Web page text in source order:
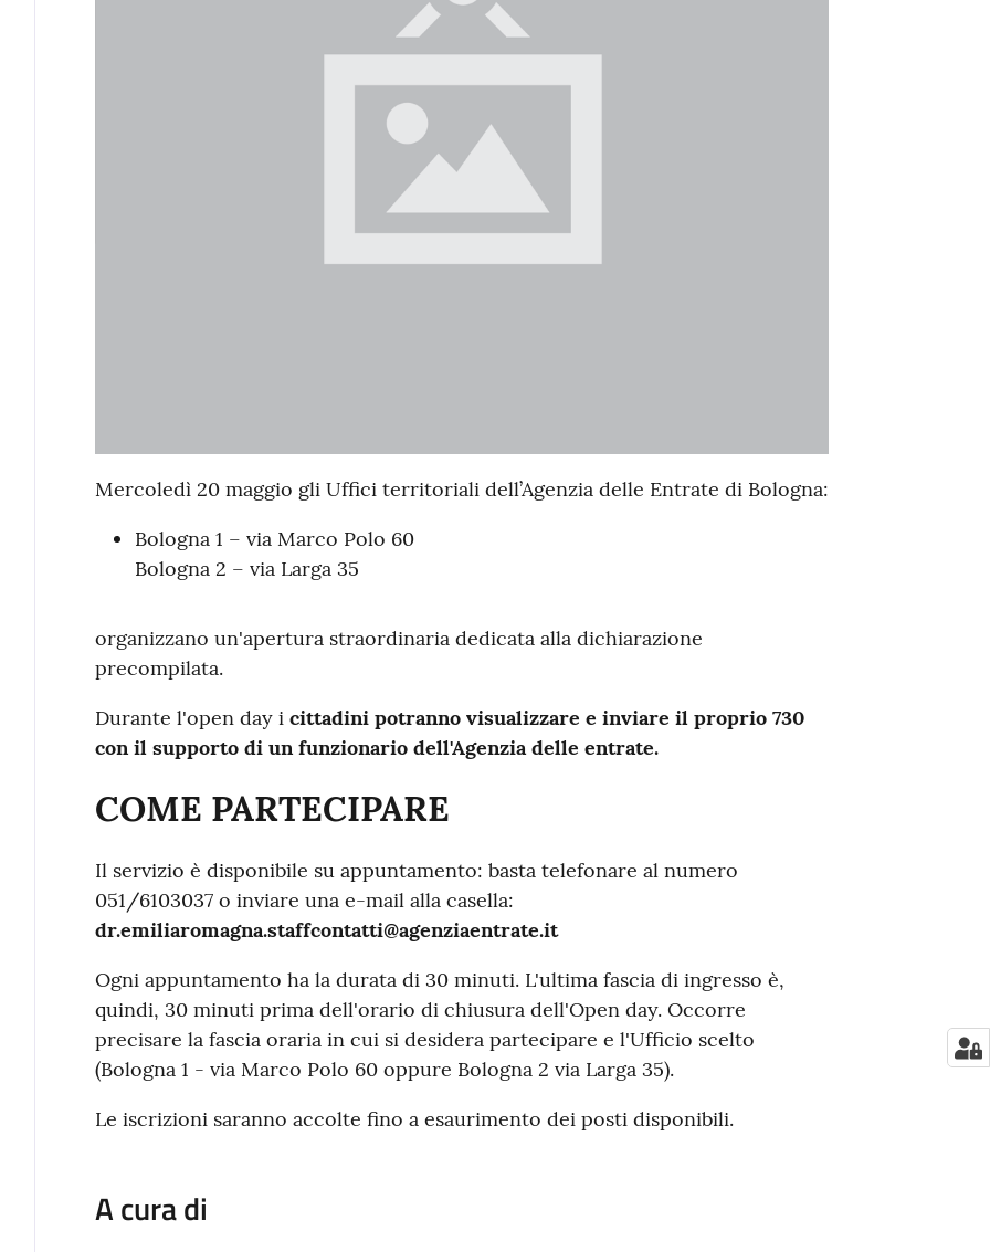
Mercoledì 20 maggio gli Uffici territoriali dell’Agenzia delle Entrate di Bologna:
Bologna 1 – via Marco Polo 60
Bologna 2 – via Larga 35
organizzano un'apertura straordinaria dedicata alla dichiarazione
precompilata.
Durante l'open day i cittadini potranno visualizzare e inviare il proprio 730
con il supporto di un funzionario dell'Agenzia delle entrate.
COME PARTECIPARE
Il servizio è disponibile su appuntamento: basta telefonare al numero
051/6103037 o inviare una e-mail alla casella:
dr.emiliaromagna.staffcontatti@agenziaentrate.it
Ogni appuntamento ha la durata di 30 minuti. L'ultima fascia di ingresso è,
quindi, 30 minuti prima dell'orario di chiusura dell'Open day. Occorre
precisare la fascia oraria in cui si desidera partecipare e l'Ufficio scelto
(Bologna 1 - via Marco Polo 60 oppure Bologna 2 via Larga 35).
Le iscrizioni saranno accolte fino a esaurimento dei posti disponibili.
A cura di